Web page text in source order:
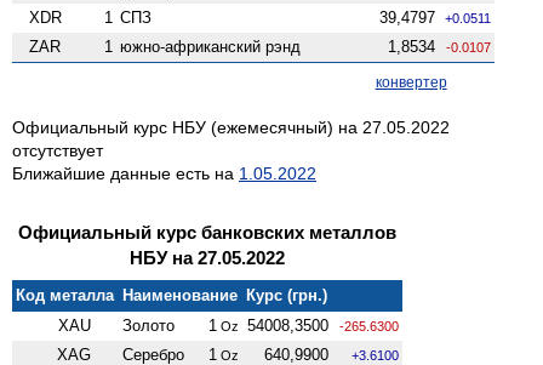
XDR 1 СПЗ 39,4797 +0.0511
ZAR 1 южно-африканский рэнд 1,8534 -0.0107
конвертер
Официальный курс НБУ (ежемесячный) на 27.05.2022
отсутствует
Ближайшие данные есть на 1.05.2022
Официальный курс банковских металлов
НБУ на 27.05.2022
Код металла Наименование Курс (грн.)
XAU
Золото 1 Oz 54008,3500 -265.6300
XAG Серебро 1 Oz 640,9900 +3.6100